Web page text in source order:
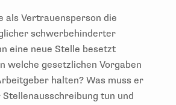
als Vertrauensperson die
schwerbehinderter
eine neue Stelle besetzt
welche gesetzlichen Vorgaben
halten? Was muss er
tun und